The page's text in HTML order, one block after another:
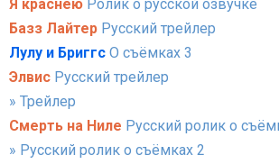
Я краснею Ролик о русской озвучке
Базз Лайтер Русский трейлер
Лулу и Бриггс О съёмках 3
Элвис Русский трейлер
» Трейлер
Смерть на Ниле Русский ролик о
» Русский ролик о съёмках 2